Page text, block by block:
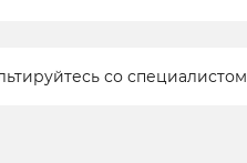
со специалистом